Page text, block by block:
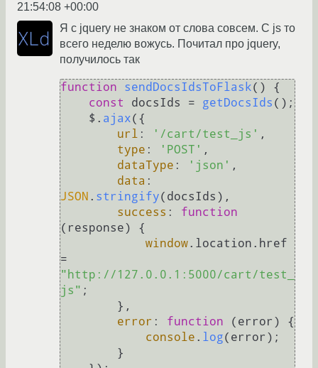
21:54:08 +00:00
Я с jquery не знаком от слова совсем. С js то
всего неделю вожусь. Почитал про jquery,
получилось так
function sendDocsIdsToFlask( ) {
const
docsIds = getDocsIds ();
    $.
ajax({
url : '/cart/test_js' ,
type : 'POST' ,
dataType : 'json' ,
data
JSON . stringify(docsIds),
success : function
( response) {
window. location . href
"http://127.0.0.1:5000/cart/test_
js" ;
error : function ( error ) {
console . log(error);